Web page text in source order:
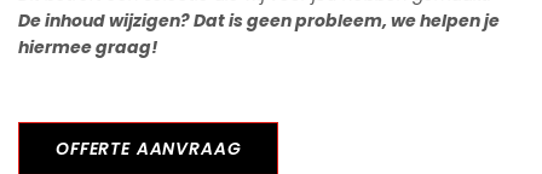
De inhoud wijzigen? Dat is geen probleem, we helpen je
hiermee graag!
OFFERTE AANVRAAG